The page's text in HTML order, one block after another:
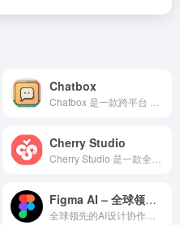
Chatbox
Cherry Studio
Figma AI – 全球领先的AI设计协作平台